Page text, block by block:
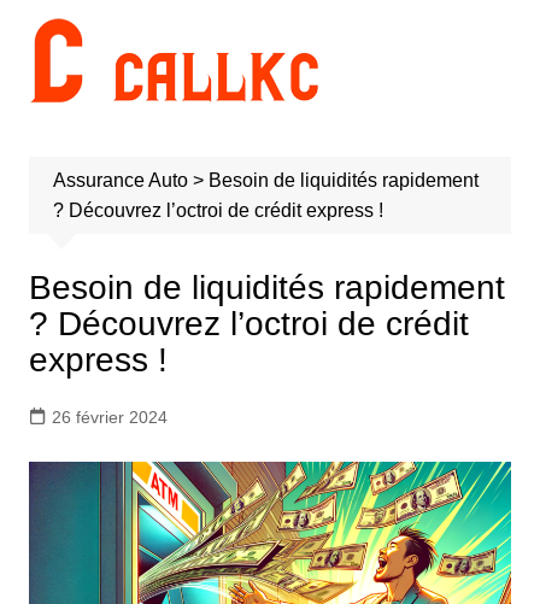
contenu
Assurance Auto> Besoin de liquidités rapidement
? Découvrez l’octroi de crédit express !
Besoin de liquidités rapidement
? Découvrez l’octroi de crédit
express !
26 février 2024